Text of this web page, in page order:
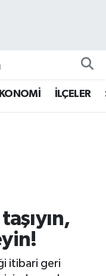
İLÇELER
itibari geri